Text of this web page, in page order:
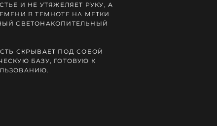
И НЕ УТЯЖЕЛЯЕТ РУКУ, А
В ТЕМНОТЕ НА МЕТКИ
СВЕТОНАКОПИТЕЛЬНЫЙ
СКРЫВАЕТ ПОД СОБОЙ
БАЗУ, ГОТОВУЮ К